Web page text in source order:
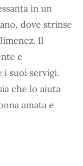
in un
dove strinse
Il
e
i suoi servigi.
che lo aiuta
amata e